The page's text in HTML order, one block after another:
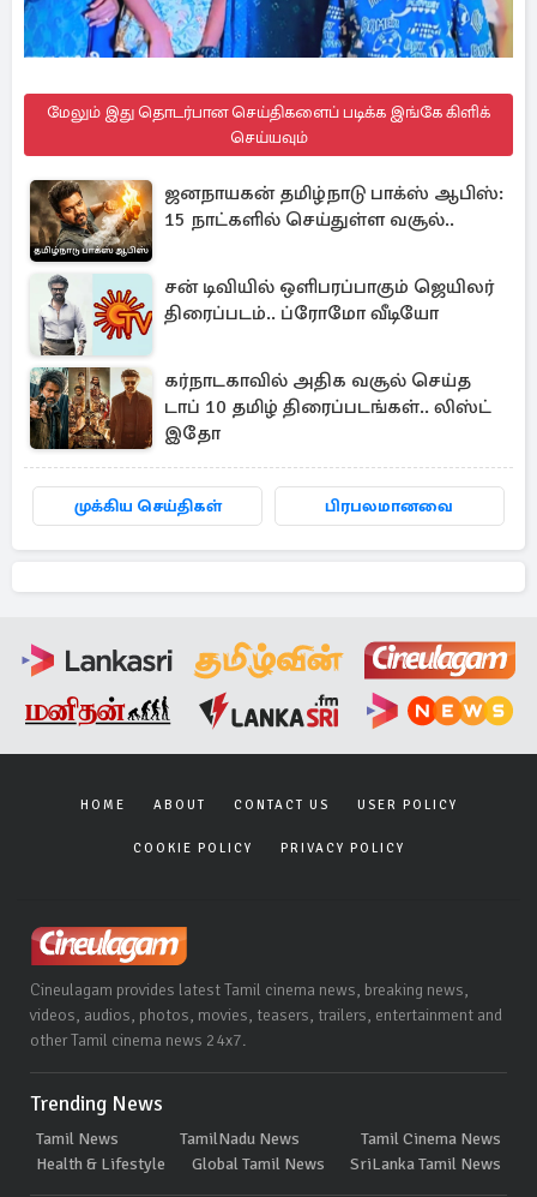
மேலும் இது தொடர்பான செய்திகளைப் படிக்க இங்கே கிளிக்
செய்யவும்
ஜனநாயகன் தமிழ்நாடு பாக்ஸ் ஆபிஸ்:
15 நாட்களில் செய்துள்ள வசூல்..
சன் டிவியில் ஒளிபரப்பாகும் ஜெயிலர்
திரைப்படம்.. ப்ரோமோ வீடியோ
கர்நாடகாவில் அதிக வசூல் செய்த
டாப் 10 தமிழ் திரைப்படங்கள்.. லிஸ்ட்
இதோ
முக்கிய செய்திகள் பிரபலமானவை
HOME ABOUT CONTACT US USER POLICY
COOKIE POLICY PRIVACY POLICY
Cineulagam provides latest Tamil cinema news, breaking news,
videos, audios, photos, movies, teasers, trailers, entertainment and
other Tamil cinema news 24x7.
Trending News
Tamil News TamilNadu News
Tamil Cinema News
Health & Lifestyle
Global Tamil News SriLanka Tamil News